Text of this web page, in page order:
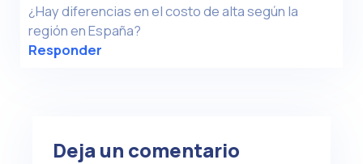
¿Hay diferencias en el costo de alta según la
región en España?
Responder
Deja un comentario